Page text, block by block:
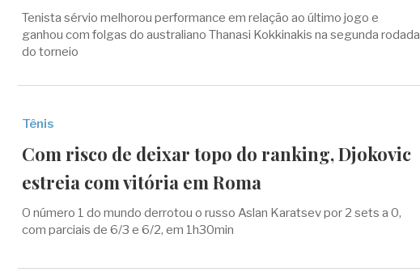
Tenista sérvio melhorou performance em relação ao último jogo e
ganhou com folgas do australiano Thanasi Kokkinakis na segunda rodada
do torneio
Tênis
Com risco de deixar topo do ranking, Djokovic
estreia com vitória em Roma
O número 1 do mundo derrotou o russo Aslan Karatsev por 2 sets a 0,
com parciais de 6/3 e 6/2, em 1h30min